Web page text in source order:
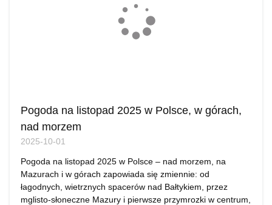
Pogoda na listopad 2025 w Polsce, w górach,
nad morzem
2025-10-01
Pogoda na listopad 2025 w Polsce – nad morzem, na
Mazurach i w górach zapowiada się zmiennie: od
łagodnych, wietrznych spacerów nad Bałtykiem, przez
mglisto-słoneczne Mazury i pierwsze przymrozki w centrum,